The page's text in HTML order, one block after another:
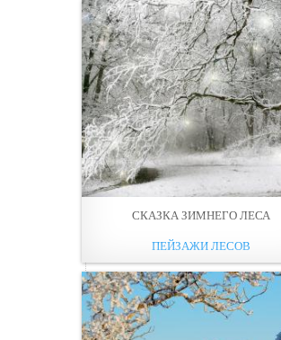
СКАЗКА ЗИМНЕГО ЛЕСА
ПЕЙЗАЖИ ЛЕСОВ